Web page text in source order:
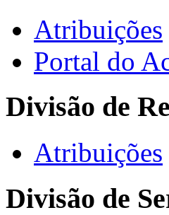
Atribuições
Portal do
Divisão de
Atribuições
Divisão de